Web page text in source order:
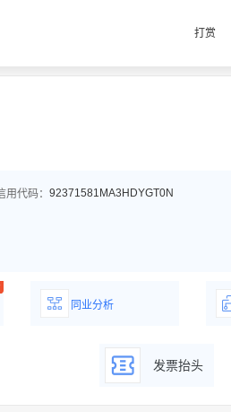
打赏
代码： 92371581MA3HDYGT0N
同业分析
发票抬头